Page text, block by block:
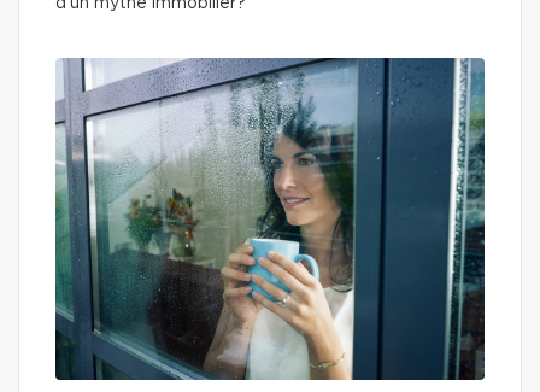
d’un mythe immobilier?